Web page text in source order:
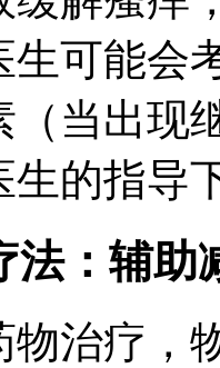
生可能会
（当出现
生的指导
法：辅助
物治疗，